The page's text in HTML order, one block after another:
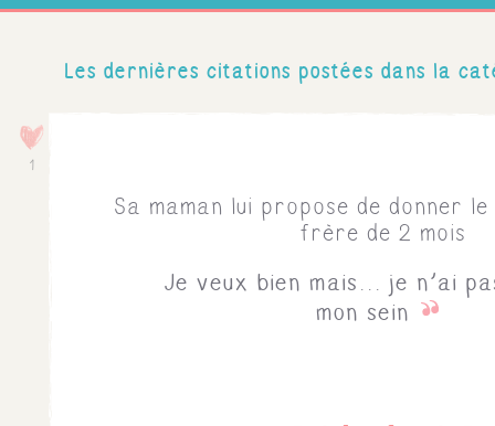
Les dernières citations postées dans la
Sa maman lui propose de donner
frère de 2 mois
Je veux bien mais... je n'ai
mon sein
1